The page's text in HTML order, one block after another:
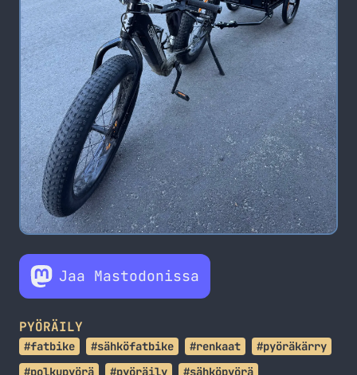
Jaa Mastodonissa
PYÖRÄILY
#fatbike #sähköfatbike #renkaat
#pyöräkärry
#polkupyörä
#pyöräily #sähköpyörä